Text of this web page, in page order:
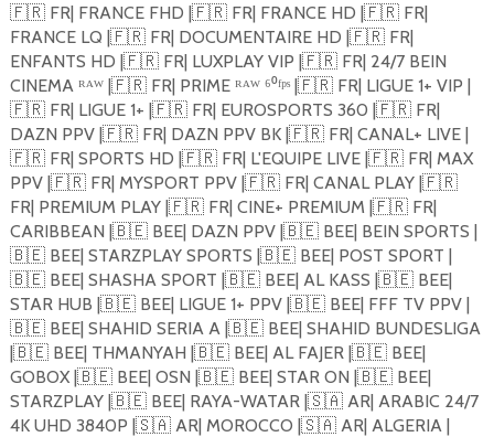
🇫🇷FR| FRANCE FHD |🇫🇷FR| FRANCE HD |🇫🇷FR|
FRANCE LQ |🇫🇷FR| DOCUMENTAIRE HD |🇫🇷FR|
ENFANTS HD |🇫🇷FR| LUXPLAY VIP |🇫🇷FR| 24/7 BEIN
CINEMA ᴿᴬᵂ |🇫🇷FR| PRIME ᴿᴬᵂ ⁶⁰ᶠᵖˢ |🇫🇷FR| LIGUE 1+ VIP |
🇫🇷FR| LIGUE 1+ |🇫🇷FR| EUROSPORTS 360 |🇫🇷FR|
DAZN PPV |🇫🇷FR| DAZN PPV BK |🇫🇷FR| CANAL+ LIVE |
🇫🇷FR| SPORTS HD |🇫🇷FR| L'EQUIPE LIVE |🇫🇷FR| MAX
PPV |🇫🇷FR| MYSPORT PPV |🇫🇷FR| CANAL PLAY |🇫🇷
FR| PREMIUM PLAY |🇫🇷FR| CINE+ PREMIUM |🇫🇷FR|
CARIBBEAN |🇧🇪BEE| DAZN PPV |🇧🇪BEE| BEIN SPORTS |
🇧🇪BEE| STARZPLAY SPORTS |🇧🇪BEE| POST SPORT |
🇧🇪BEE| SHASHA SPORT |🇧🇪BEE| AL KASS |🇧🇪BEE|
STAR HUB |🇧🇪BEE| LIGUE 1+ PPV |🇧🇪BEE| FFF TV PPV |
🇧🇪BEE| SHAHID SERIA A |🇧🇪BEE| SHAHID BUNDESLIGA
|🇧🇪BEE| THMANYAH |🇧🇪BEE| AL FAJER |🇧🇪BEE|
GOBOX |🇧🇪BEE| OSN |🇧🇪BEE| STAR ON |🇧🇪BEE|
STARZPLAY |🇧🇪BEE| RAYA-WATAR |🇸🇦AR| ARABIC 24/7
4K UHD 3840P |🇸🇦AR| MOROCCO |🇸🇦AR| ALGERIA |